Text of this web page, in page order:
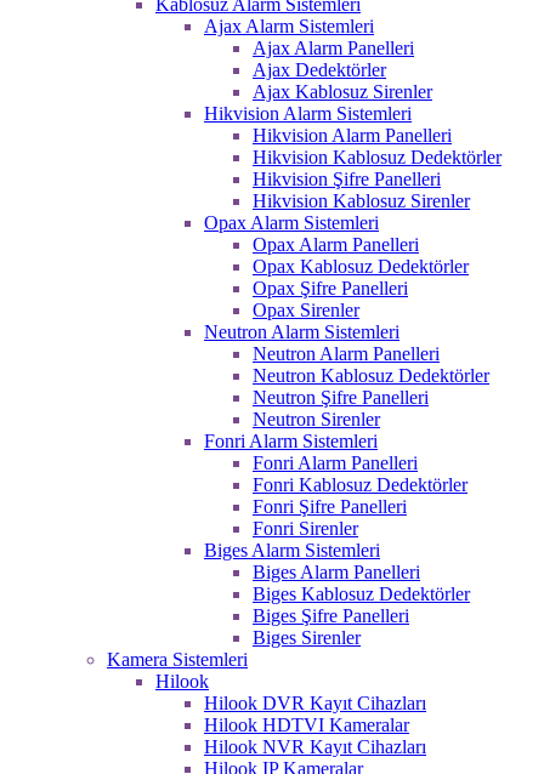
Kablosuz Alarm Sistemleri
Ajax Alarm Sistemleri
Ajax Alarm Panelleri
Ajax Dedektörler
Ajax Kablosuz Sirenler
Hikvision Alarm Sistemleri
Hikvision Alarm Panelleri
Hikvision Kablosuz Dedektörler
Hikvision Şifre Panelleri
Hikvision Kablosuz Sirenler
Opax Alarm Sistemleri
Opax Alarm Panelleri
Opax Kablosuz Dedektörler
Opax Şifre Panelleri
Opax Sirenler
Neutron Alarm Sistemleri
Neutron Alarm Panelleri
Neutron Kablosuz Dedektörler
Neutron Şifre Panelleri
Neutron Sirenler
Fonri Alarm Sistemleri
Fonri Alarm Panelleri
Fonri Kablosuz Dedektörler
Fonri Şifre Panelleri
Fonri Sirenler
Biges Alarm Sistemleri
Biges Alarm Panelleri
Biges Kablosuz Dedektörler
Biges Şifre Panelleri
Biges Sirenler
Kamera Sistemleri
Hilook
Hilook DVR Kayıt Cihazları
Hilook HDTVI Kameralar
Hilook NVR Kayıt Cihazları
Hilook IP Kameralar